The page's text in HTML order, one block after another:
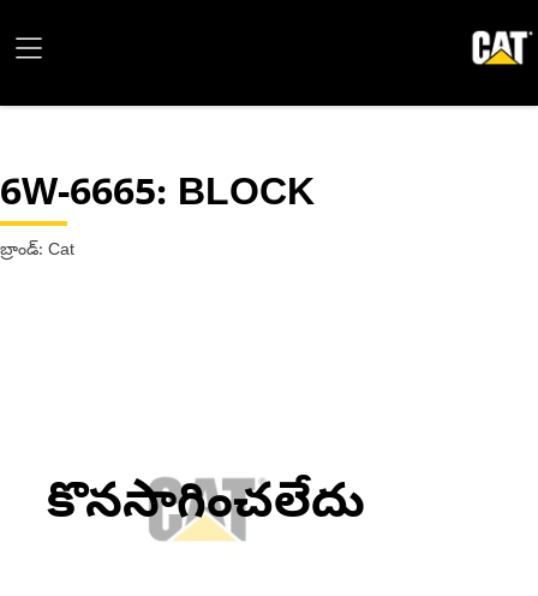
6W-6665: BLOCK
బ్రాండ్: Cat
కొనసాగించలేదు